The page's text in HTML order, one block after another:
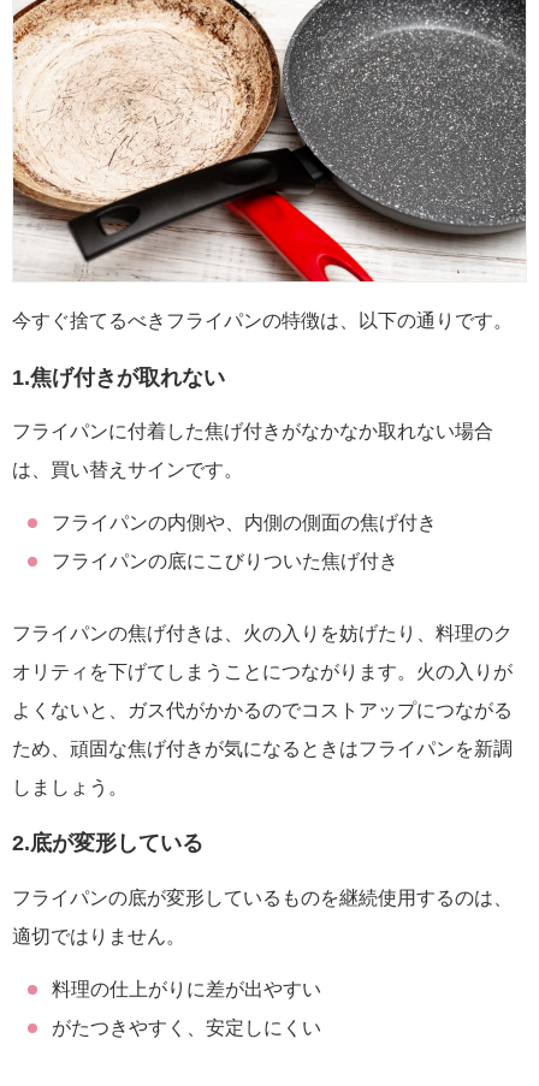
今すぐ捨てるべきフライパンの特徴は、以下の通りです。
1.焦げ付きが取れない
フライパンに付着した焦げ付きがなかなか取れない場合
は、買い替えサインです。
フライパンの内側や、内側の側面の焦げ付き
フライパンの底にこびりついた焦げ付き
フライパンの焦げ付きは、火の入りを妨げたり、料理のク
オリティを下げてしまうことにつながります。火の入りが
よくないと、ガス代がかかるのでコストアップにつながる
ため、頑固な焦げ付きが気になるときはフライパンを新調
しましょう。
2.底が変形している
フライパンの底が変形しているものを継続使用するのは、
適切ではりません。
料理の仕上がりに差が出やすい
がたつきやすく、安定しにくい